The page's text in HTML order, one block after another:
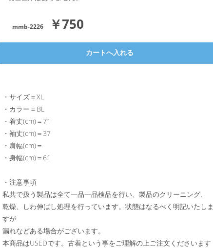
mmb-2226 ￥750
・サイズ＝XL
・カラー＝BL
・着丈(cm)＝71
・袖丈(cm)＝37
・肩幅(cm)＝
・身幅(cm)＝61
・注意事項
私共で扱う製品は全て一品一品検品を行い、製品のクリーニング、
乾燥、しわ伸ばし処理を行っています。状態はなるべく明記いたしま
すが
漏れなどある場合がございます。
本商品はUSEDです。古着という事をご理解の上ご注文くださいます